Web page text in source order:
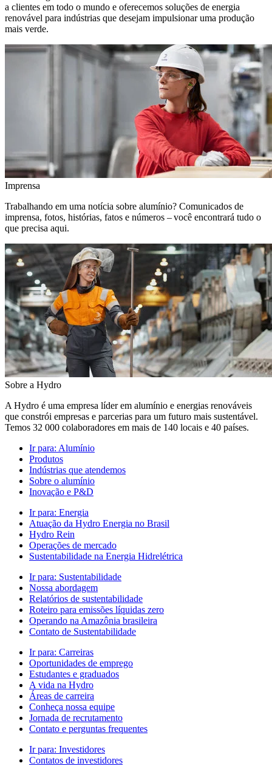
a clientes em todo o mundo e oferecemos soluções de energia
renovável para indústrias que desejam impulsionar uma produção
mais verde.
Imprensa
Trabalhando em uma notícia sobre alumínio? Comunicados de
imprensa, fotos, histórias, fatos e números – você encontrará tudo o
que precisa aqui.
Sobre a Hydro
A Hydro é uma empresa líder em alumínio e energias renováveis
que constrói empresas e parcerias para um futuro mais sustentável.
Temos 32 000 colaboradores em mais de 140 locais e 40 países.
Ir para: Alumínio
Produtos
Indústrias que atendemos
Sobre o alumínio
Inovação e P&D
Ir para: Energia
Atuação da Hydro Energia no Brasil
Hydro Rein
Operações de mercado
Sustentabilidade na Energia Hidrelétrica
Ir para: Sustentabilidade
Nossa abordagem
Relatórios de sustentabilidade
Roteiro para emissões líquidas zero
Operando na Amazônia brasileira
Contato de Sustentabilidade
Ir para: Carreiras
Oportunidades de emprego
Estudantes e graduados
A vida na Hydro
Áreas de carreira
Conheça nossa equipe
Jornada de recrutamento
Contato e perguntas frequentes
Ir para: Investidores
Contatos de investidores